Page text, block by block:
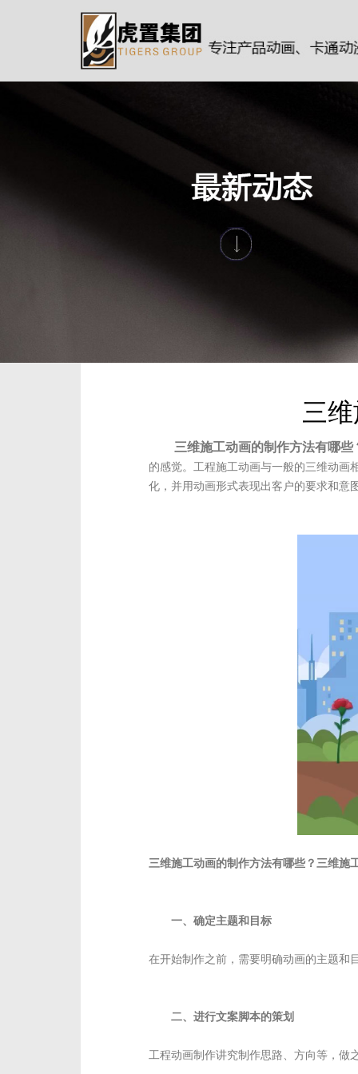
三
三维施工动画的制作方法有哪些
的感觉。工程施工动画与一般的三维动画
化，并用动画形式表现出客户的要求和意
三维施工动画的制作方法有哪些？三维施
一、确定主题和目标
在开始制作之前，需要明确动画的主题和
二、进行文案脚本的策划
工程动画制作讲究制作思路、方向等，做